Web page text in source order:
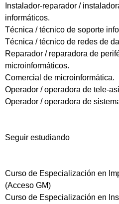
Instalador-reparador /
informáticos.
Técnica / técnico de soporte
Técnica / técnico de redes de
Reparador / reparadora de
microinformáticos.
Comercial de microinformática.
Operador / operadora de tele-
Operador / operadora de
Seguir estudiando
Curso de Especialización en
(Acceso GM)
Curso de Especialización en